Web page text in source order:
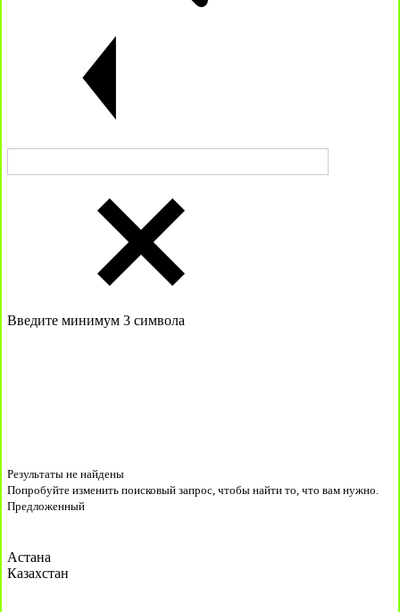
Введите минимум 3 символа
Результаты не найдены
Попробуйте изменить поисковый запрос, чтобы найти то, что вам нужно.
Предложенный
Астана
Казахстан